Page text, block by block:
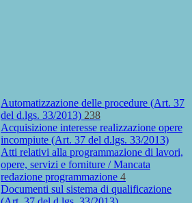
Automatizzazione delle procedure (Art. 37
del d.lgs. 33/2013) 238
Acquisizione interesse realizzazione opere
incompiute (Art. 37 del d.lgs. 33/2013)
Atti relativi alla programmazione di lavori,
opere, servizi e forniture / Mancata
redazione programmazione 4
Documenti sul sistema di qualificazione